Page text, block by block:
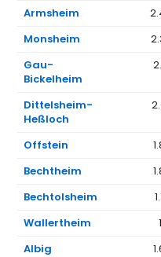
Armsheim
Monsheim
Gau-
Bickelheim
Dittelsheim-
Heßloch
Offstein
Bechtheim
Bechtolsheim
Wallertheim
Albig